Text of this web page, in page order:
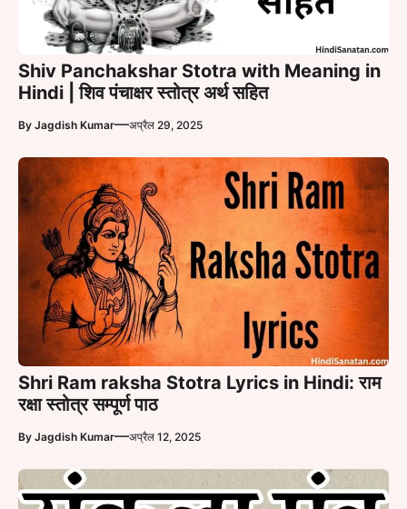
Shiv Panchakshar Stotra with Meaning in
Hindi | शिव पंचाक्षर स्तोत्र अर्थ सहित
By Jagdish Kumar—अप्रैल 29, 2025
Shri Ram raksha Stotra Lyrics in Hindi: राम
रक्षा स्तोत्र सम्पूर्ण पाठ
By Jagdish Kumar—अप्रैल 12, 2025